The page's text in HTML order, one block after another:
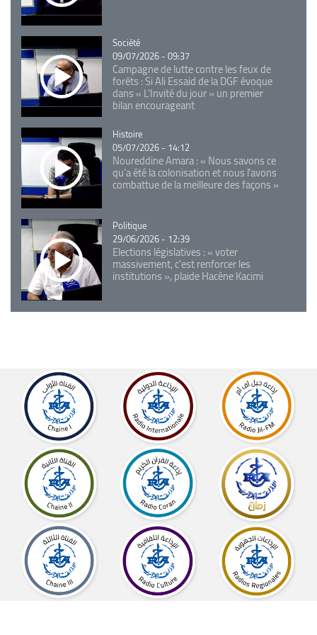
Catégorie
Société
09/07/2026 - 09:37
Campagne de lutte contre les feux de
forêts : Si Ali Essaid de la DGF évoque
dans « L'Invité du jour » un premier
bilan encourageant
Catégorie
Histoire
05/07/2026 - 14:12
Noureddine Amara : « Nous savons ce
qu’a été la colonisation et nous l’avons
combattue de la meilleure des façons »
Catégorie
Politique
29/06/2026 - 12:39
Elections législatives : « voter
massivement, c'est renforcer les
institutions », plaide Hacène Kacimi